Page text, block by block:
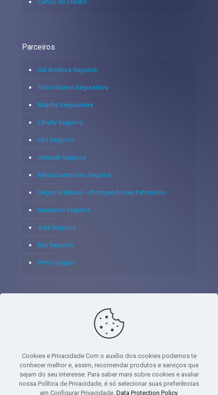
Cartão de Crédito
Parceiros
Sul América Seguros
Tokio Marine Seguradora
Mapfre Seguradora
Liberty Seguros
HDI Seguros
Generali Seguros
Mitsui Sumitomo Seguros
Seguros Allianz – Protegendo seu Patrimônio
Bradesco Seguros
Azul Seguros
Itaú Seguros
Porto Seguro
© 2020 - Yoshie & Maia Corretora de Seguros Ltda - CNPJ:
05.459.716/0001-75 - SUSEP: 100637106 AV DOS
PAVIMENTO - CEP 06.020-012 - VILA YARA - OSASCO - UF SP -
TELEFONE - (11) 8251-9266
Cookies e Privacidade Com o auxílio dos cookies podemos te
conhecer melhor e, assim, recomendar produtos e serviços que
sejam do seu interesse. Para saber mais sobre cookies e avaliar
nossa Política de Privacidade, é só selecionar suas preferências
em Configurar Privacidade. Data Protection Policy.